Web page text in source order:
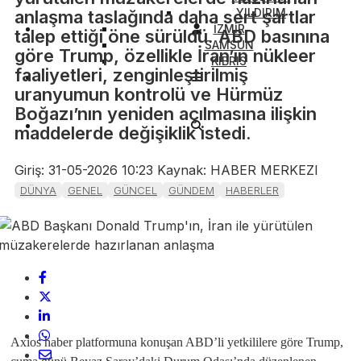
YILDIRIM
İZMİR
SAMSUN
KIBRIS
anlaşma taslağında daha sert şartlar
talep ettiği öne sürüldü. ABD basınına
göre Trump, özellikle İran’ın nükleer
faaliyetleri, zenginleştirilmiş
uranyumun kontrolü ve Hürmüz
Boğazı’nın yeniden açılmasına ilişkin
maddelerde değişiklik istedi.
Giriş: 31-05-2026 10:23 Kaynak: HABER MERKEZI
DÜNYA GENEL GÜNCEL GÜNDEM HABERLER
Axios haber platformuna konuşan ABD’li yetkililere göre Trump,